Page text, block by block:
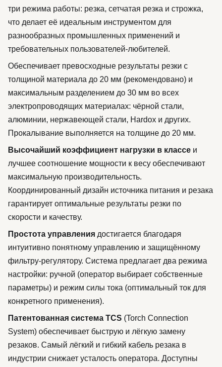
три режима работы: резка, сетчатая резка и строжка,
что делает её идеальным инструментом для
разнообразных промышленных применений и
требовательных пользователей-любителей.
Обеспечивает превосходные результаты резки с
толщиной материала до 20 мм (рекомендовано) и
максимальным разделением до 30 мм во всех
электропроводящих материалах: чёрной стали,
алюминии, нержавеющей стали, Hardox и других.
Прокалывание выполняется на толщине до 20 мм.
Высочайший коэффициент нагрузки в классе и
лучшее соотношение мощности к весу обеспечивают
максимальную производительность.
Координированный дизайн источника питания и резака
гарантирует оптимальные результаты резки по
скорости и качеству.
Простота управления достигается благодаря
интуитивно понятному управлению и защищённому
фильтру-регулятору. Система предлагает два режима
настройки: ручной (оператор выбирает собственные
параметры) и режим силы тока (оптимальный ток для
конкретного применения).
Патентованная система TCS (Torch Connection
System) обеспечивает быструю и лёгкую замену
резаков. Самый лёгкий и гибкий кабель резака в
индустрии снижает усталость оператора. Доступны